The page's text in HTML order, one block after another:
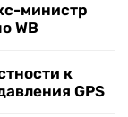
министр
WB
к
GPS